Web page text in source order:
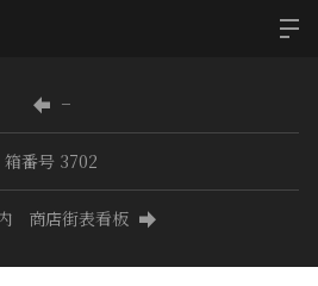
−
箱番号 3702
商店街表看板